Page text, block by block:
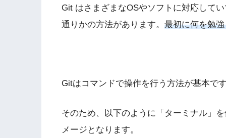
Git はさまざまなOSやソフトに対応して
通りかの方法があります。 最初に何を勉
Gitはコマンドで操作を行う方法が基本で
そのため、以下のように「ターミナル」
メージとなります。